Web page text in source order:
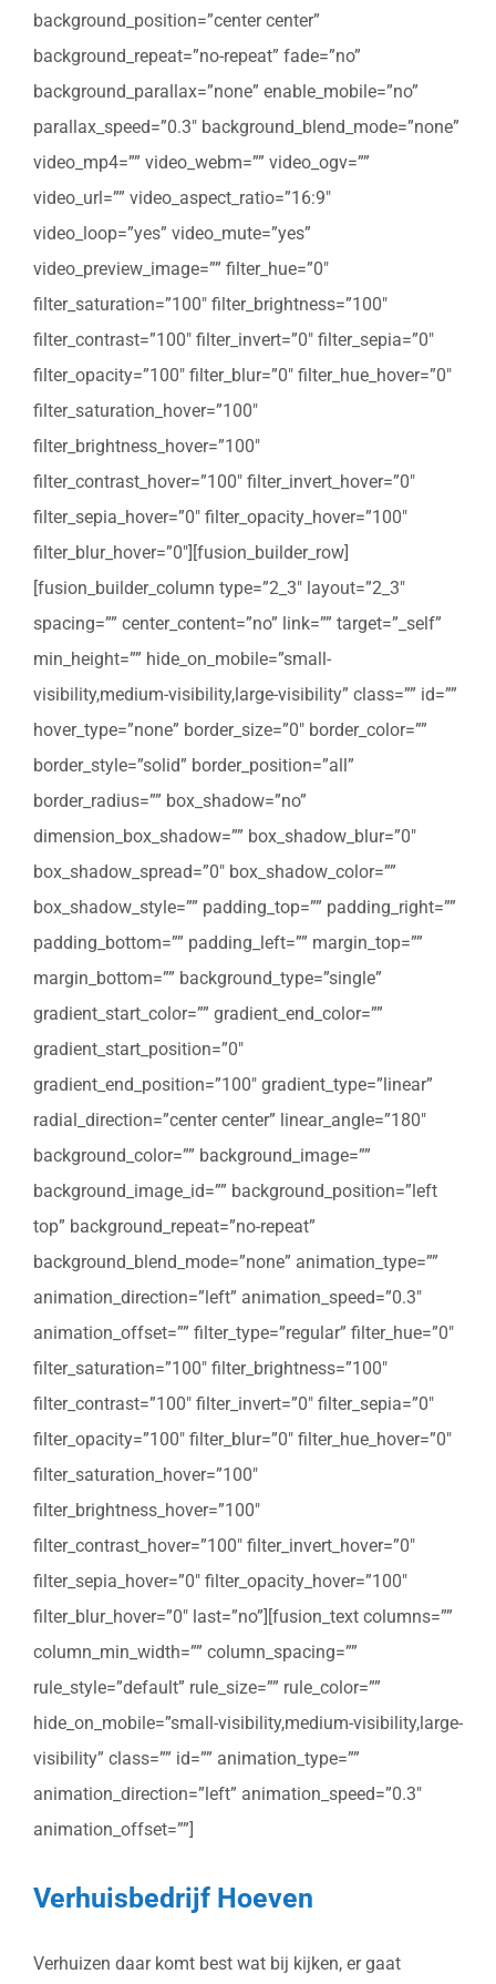
background_position=”center center”
background_repeat=”no-repeat” fade=”no”
background_parallax=”none” enable_mobile=”no”
parallax_speed=”0.3″ background_blend_mode=”none”
video_mp4=”” video_webm=”” video_ogv=””
video_url=”” video_aspect_ratio=”16:9″
video_loop=”yes” video_mute=”yes”
video_preview_image=”” filter_hue=”0″
filter_saturation=”100″ filter_brightness=”100″
filter_contrast=”100″ filter_invert=”0″ filter_sepia=”0″
filter_opacity=”100″ filter_blur=”0″ filter_hue_hover=”0″
filter_saturation_hover=”100″
filter_brightness_hover=”100″
filter_contrast_hover=”100″ filter_invert_hover=”0″
filter_sepia_hover=”0″ filter_opacity_hover=”100″
filter_blur_hover=”0″][fusion_builder_row]
[fusion_builder_column type=”2_3″ layout=”2_3″
spacing=”” center_content=”no” link=”” target=”_self”
min_height=”” hide_on_mobile=”small-
visibility,medium-visibility,large-visibility” class=”” id=””
hover_type=”none” border_size=”0″ border_color=””
border_style=”solid” border_position=”all”
border_radius=”” box_shadow=”no”
dimension_box_shadow=”” box_shadow_blur=”0″
box_shadow_spread=”0″ box_shadow_color=””
box_shadow_style=”” padding_top=”” padding_right=””
padding_bottom=”” padding_left=”” margin_top=””
margin_bottom=”” background_type=”single”
gradient_start_color=”” gradient_end_color=””
gradient_start_position=”0″
gradient_end_position=”100″ gradient_type=”linear”
radial_direction=”center center” linear_angle=”180″
background_color=”” background_image=””
background_image_id=”” background_position=”left
top” background_repeat=”no-repeat”
background_blend_mode=”none” animation_type=””
animation_direction=”left” animation_speed=”0.3″
animation_offset=”” filter_type=”regular” filter_hue=”0″
filter_saturation=”100″ filter_brightness=”100″
filter_contrast=”100″ filter_invert=”0″ filter_sepia=”0″
filter_opacity=”100″ filter_blur=”0″ filter_hue_hover=”0″
filter_saturation_hover=”100″
filter_brightness_hover=”100″
filter_contrast_hover=”100″ filter_invert_hover=”0″
filter_sepia_hover=”0″ filter_opacity_hover=”100″
filter_blur_hover=”0″ last=”no”][fusion_text columns=””
column_min_width=”” column_spacing=””
rule_style=”default” rule_size=”” rule_color=””
hide_on_mobile=”small-visibility,medium-visibility,large-
visibility” class=”” id=”” animation_type=””
animation_direction=”left” animation_speed=”0.3″
animation_offset=””]
Verhuisbedrijf Hoeven
Verhuizen daar komt best wat bij kijken, er gaat